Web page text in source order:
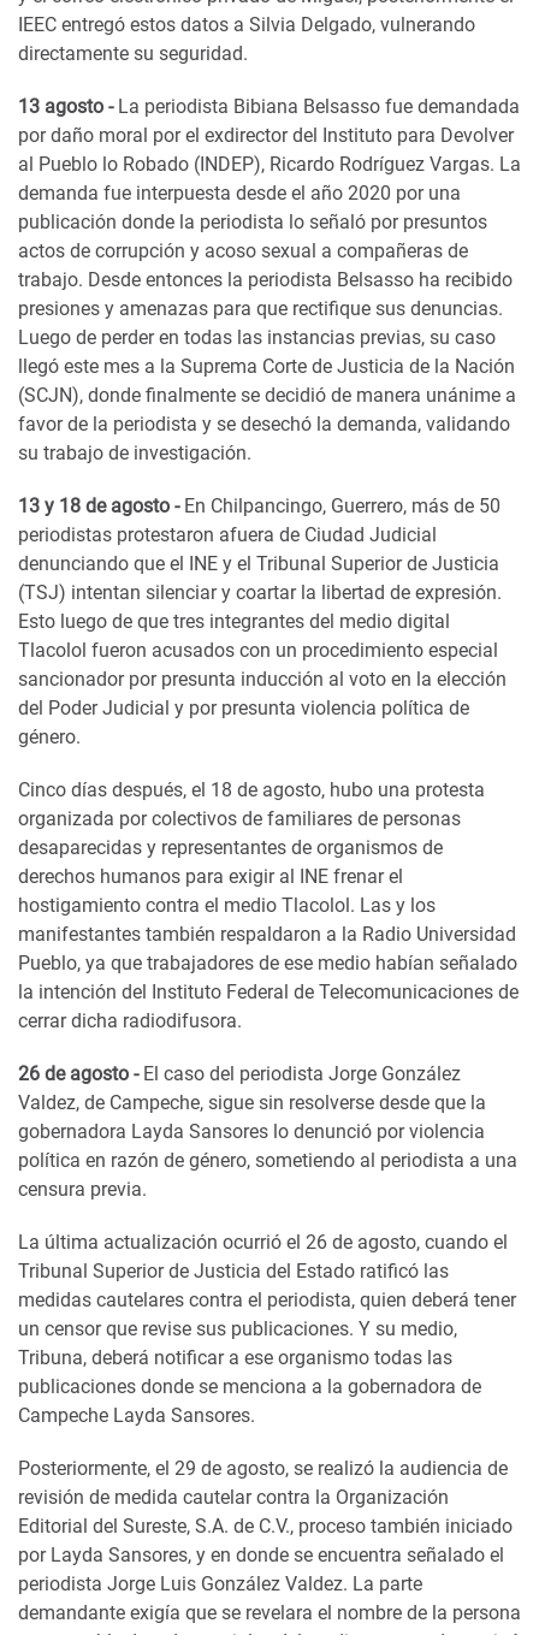
IEEC entregó estos datos a Silvia Delgado, vulnerando
directamente su seguridad.
13 agosto - La periodista Bibiana Belsasso fue demandada
por daño moral por el exdirector del Instituto para Devolver
al Pueblo lo Robado (INDEP), Ricardo Rodríguez Vargas. La
demanda fue interpuesta desde el año 2020 por una
publicación donde la periodista lo señaló por presuntos
actos de corrupción y acoso sexual a compañeras de
trabajo. Desde entonces la periodista Belsasso ha recibido
presiones y amenazas para que rectifique sus denuncias.
Luego de perder en todas las instancias previas, su caso
llegó este mes a la Suprema Corte de Justicia de la Nación
(SCJN), donde finalmente se decidió de manera unánime a
favor de la periodista y se desechó la demanda, validando
su trabajo de investigación.
13 y 18 de agosto - En Chilpancingo, Guerrero, más de 50
periodistas protestaron afuera de Ciudad Judicial
denunciando que el INE y el Tribunal Superior de Justicia
(TSJ) intentan silenciar y coartar la libertad de expresión.
Esto luego de que tres integrantes del medio digital
Tlacolol fueron acusados con un procedimiento especial
sancionador por presunta inducción al voto en la elección
del Poder Judicial y por presunta violencia política de
género.
Cinco días después, el 18 de agosto, hubo una protesta
organizada por colectivos de familiares de personas
desaparecidas y representantes de organismos de
derechos humanos para exigir al INE frenar el
hostigamiento contra el medio Tlacolol. Las y los
manifestantes también respaldaron a la Radio Universidad
Pueblo, ya que trabajadores de ese medio habían señalado
la intención del Instituto Federal de Telecomunicaciones de
cerrar dicha radiodifusora.
26 de agosto -El caso del periodista Jorge González
Valdez, de Campeche, sigue sin resolverse desde que la
gobernadora Layda Sansores lo denunció por violencia
política en razón de género, sometiendo al periodista a una
censura previa.
La última actualización ocurrió el 26 de agosto, cuando el
Tribunal Superior de Justicia del Estado ratificó las
medidas cautelares contra el periodista, quien deberá tener
un censor que revise sus publicaciones. Y su medio,
Tribuna, deberá notificar a ese organismo todas las
publicaciones donde se menciona a la gobernadora de
Campeche Layda Sansores.
Posteriormente, el 29 de agosto, se realizó la audiencia de
revisión de medida cautelar contra la Organización
Editorial del Sureste, S.A. de C.V., proceso también iniciado
por Layda Sansores, y en donde se encuentra señalado el
periodista Jorge Luis González Valdez. La parte
demandante exigía que se revelara el nombre de la persona